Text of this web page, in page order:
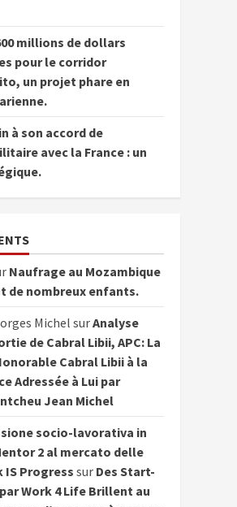
millions de dollars
pour le corridor
un projet phare en
à son accord de
avec la France : un
Naufrage au Mozambique
de nombreux enfants.
Michel surAnalyse
de Cabral Libii, APC: La
Cabral Libii à la
Adressée à Lui par
Jean Michel
socio-lavorativa in
2 al mercato delle
IS Progresssur Des Start-
Work 4 Life Brillent au